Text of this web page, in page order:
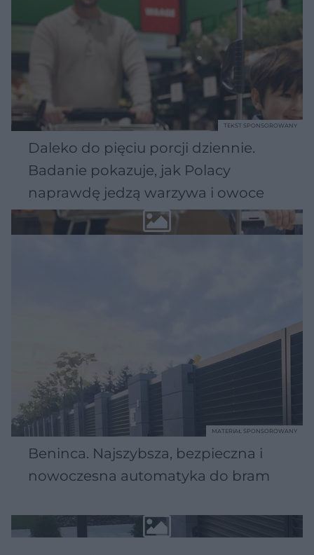
Daleko do pięciu porcji dziennie.
Badanie pokazuje, jak Polacy
naprawdę jedzą warzywa i owoce
TEKST SPONSOROWANY
Beninca. Najszybsza, bezpieczna i
nowoczesna automatyka do bram
MATERIAŁ SPONSOROWANY